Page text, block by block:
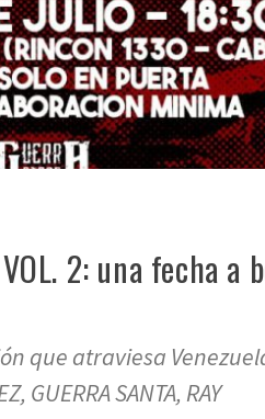
2: una fecha a
que atraviesa
GUERRA SANTA, RAY